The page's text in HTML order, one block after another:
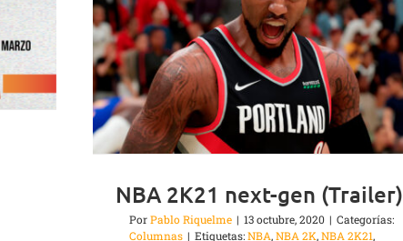
NBA 2K21 next-gen (Trailer)
PorPablo Riquelme | 13 octubre, 2020 | Categorías:
Columnas | Etiquetas:NBA,NBA 2K,NBA 2K21,